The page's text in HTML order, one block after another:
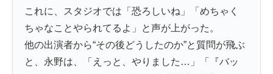
これに、スタジオでは「恐ろしいね」「めちゃく
ちゃなことやられてるよ」と声が上がった。
他の出演者から“その後どうしたのか”と質問が飛ぶ
と、永野は、「えっと、やりました…」「『バッ